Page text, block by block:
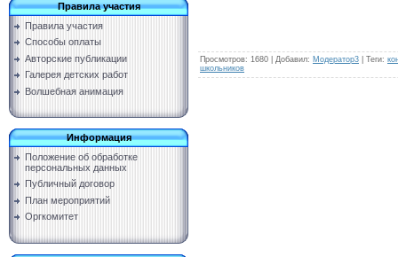
Правила участия
Правила участия
Способы оплаты
Авторские публикации
Галерея детских работ
Волшебная анимация
Информация
Положение об обработке
персональных данных
Публичный договор
План мероприятий
Оргкомитет
Просмотров: 1680 Добавил: Модератор3 Теги:
школьников